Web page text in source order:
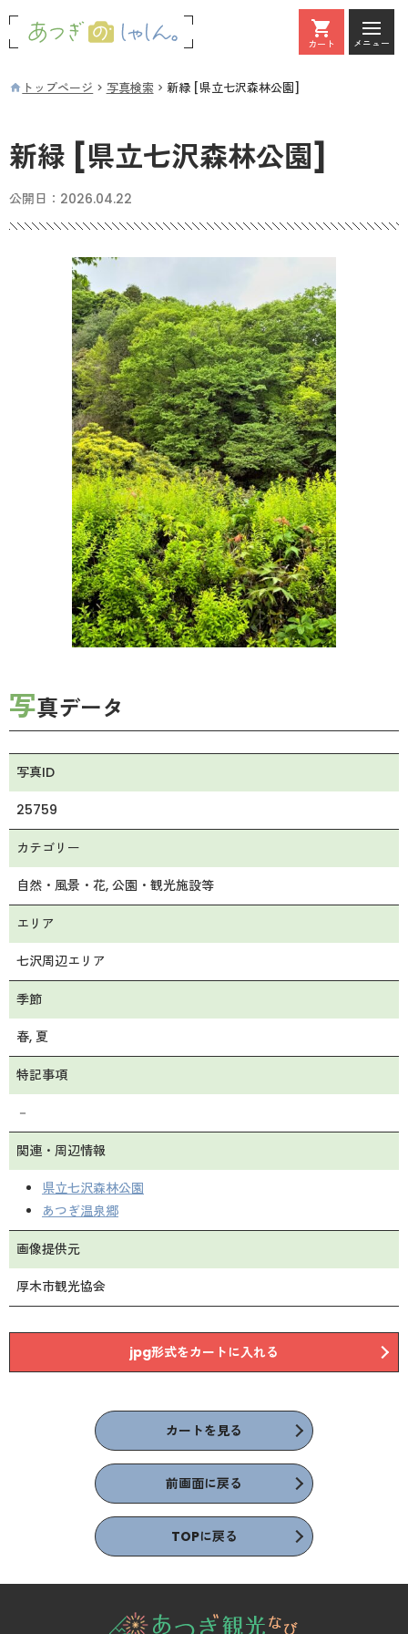
カート
カート メニュー
トップページ 写真検索 新緑 [県立七沢森林公園]
新緑 [県立七沢森林公園]
公開日： 2026.04.22
写真データ
写真ID
25759
カテゴリー
自然・風景・花 公園・観光施設等
エリア
七沢周辺エリア
季節
春 夏
特記事項
－
関連・周辺情報
県立七沢森林公園
あつぎ温泉郷
画像提供元
厚木市観光協会
jpg形式をカートに入れる
カートを見る
前画面に戻る
TOPに戻る